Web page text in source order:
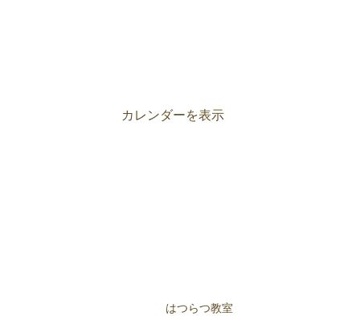
カレンダーを表示
はつらつ教室